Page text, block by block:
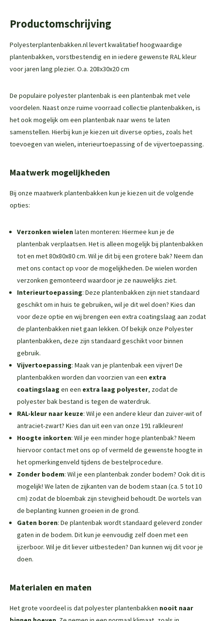
Productomschrijving
Polyesterplantenbakken.nl levert kwalitatief hoogwaardige
plantenbakken, vorstbestendig en in iedere gewenste RAL kleur
voor jaren lang plezier. O.a. 208x30x20 cm
De populaire polyester plantenbak is een plantenbak met vele
voordelen. Naast onze ruime voorraad collectie plantenbakken, is
het ook mogelijk om een plantenbak naar wens te laten
samenstellen. Hierbij kun je kiezen uit diverse opties, zoals het
toevoegen van wielen, interieurtoepassing of de vijvertoepassing.
Maatwerk mogelijkheden
Bij onze maatwerk plantenbakken kun je kiezen uit de volgende
opties:
Verzonken wielen laten monteren: Hiermee kun je de
plantenbak verplaatsen. Het is alleen mogelijk bij plantenbakken
tot en met 80x80x80 cm. Wil je dit bij een grotere bak? Neem dan
met ons contact op voor de mogelijkheden. De wielen worden
verzonken gemonteerd waardoor je ze nauwelijks ziet.
Interieurtoepassing: Deze plantenbakken zijn niet standaard
geschikt om in huis te gebruiken, wil je dit wel doen? Kies dan
voor deze optie en wij brengen een extra coatingslaag aan zodat
de plantenbakken niet gaan lekken. Of bekijk onze Polyester
plantenbakken, deze zijn standaard geschikt voor binnen
gebruik.
Vijvertoepassing: Maak van je plantenbak een vijver! De
plantenbakken worden dan voorzien van een extra
coatingslaag en een extra laag polyester, zodat de
polyester bak bestand is tegen de waterdruk.
RAL-kleur naar keuze: Wil je een andere kleur dan zuiver-wit of
antraciet-zwart? Kies dan uit een van onze 191 ralkleuren!
Hoogte inkorten: Wil je een minder hoge plantenbak? Neem
hiervoor contact met ons op of vermeld de gewenste hoogte in
het opmerkingenveld tijdens de bestelprocedure.
Zonder bodem: Wil je een plantenbak zonder bodem? Ook dit is
mogelijk! We laten de zijkanten van de bodem staan (ca. 5 tot 10
cm) zodat de bloembak zijn stevigheid behoudt. De wortels van
de beplanting kunnen groeien in de grond.
Gaten boren: De plantenbak wordt standaard geleverd zonder
gaten in de bodem. Dit kun je eenvoudig zelf doen met een
ijzerboor. Wil je dit liever uitbesteden? Dan kunnen wij dit voor je
doen.
Materialen en maten
Het grote voordeel is dat polyester plantenbakken nooit naar